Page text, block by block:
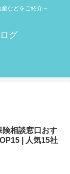
などをご紹介～
グ
険相談窓口おす
| 人気15社